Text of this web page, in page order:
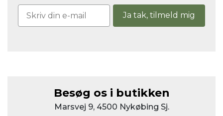
Ja tak, tilmeld mig
Besøg os i butikken
Marsvej 9, 4500 Nykøbing Sj.